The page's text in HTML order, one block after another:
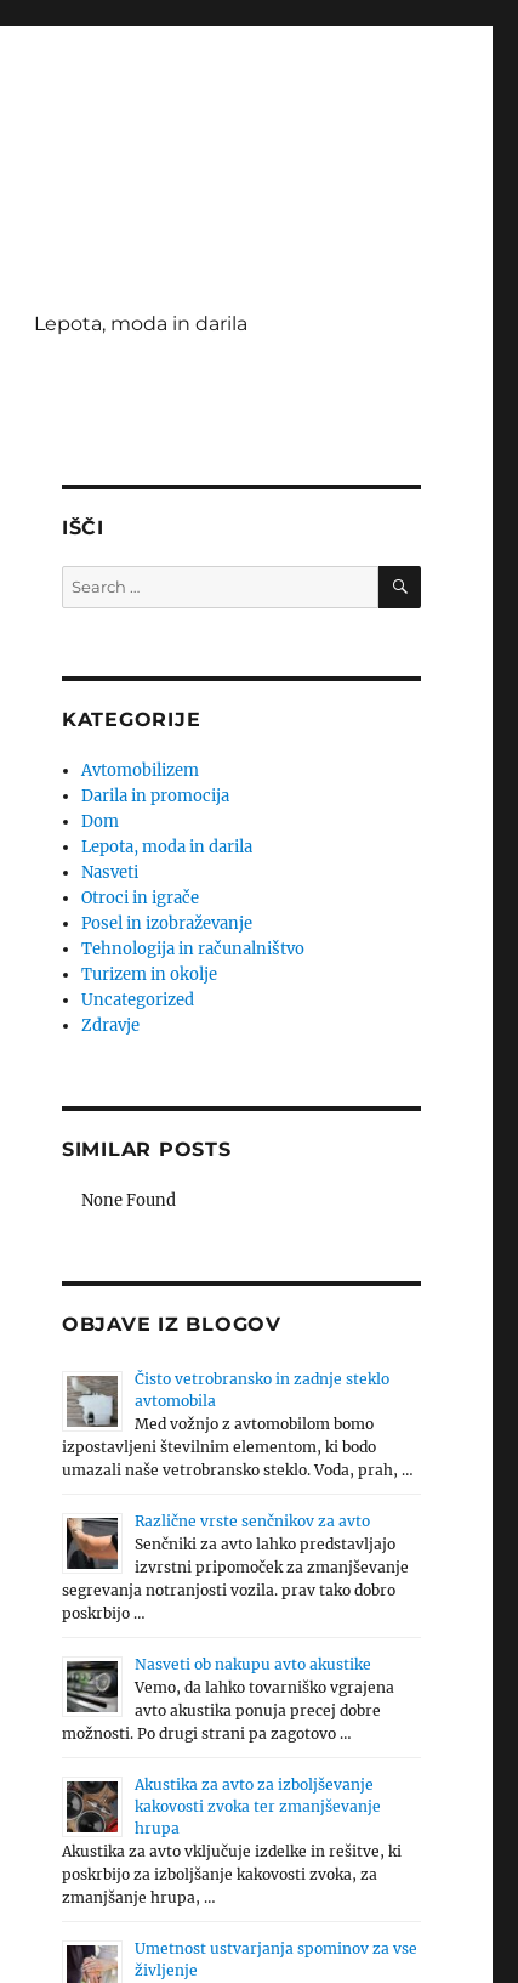
Lepota, moda in darila
IŠČI
Search
for:
SEARCH
KATEGORIJE
Avtomobilizem
Darila in promocija
Dom
Lepota, moda in darila
Nasveti
Otroci in igrače
Posel in izobraževanje
Tehnologija in računalništvo
Turizem in okolje
Uncategorized
Zdravje
SIMILAR POSTS
None Found
OBJAVE IZ BLOGOV
Čisto vetrobransko in zadnje steklo
avtomobila
Med vožnjo z avtomobilom bomo
izpostavljeni številnim elementom, ki bodo
umazali naše vetrobransko steklo. Voda, prah, …
Različne vrste senčnikov za avto
Senčniki za avto lahko predstavljajo
izvrstni pripomoček za zmanjševanje
segrevanja notranjosti vozila. prav tako dobro
poskrbijo …
Nasveti ob nakupu avto akustike
Vemo, da lahko tovarniško vgrajena
avto akustika ponuja precej dobre
možnosti. Po drugi strani pa zagotovo …
Akustika za avto za izboljševanje
kakovosti zvoka ter zmanjševanje
hrupa
Akustika za avto vključuje izdelke in rešitve, ki
poskrbijo za izboljšanje kakovosti zvoka, za
zmanjšanje hrupa, …
Umetnost ustvarjanja spominov za vse
življenje